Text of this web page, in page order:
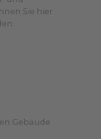
Sie hier